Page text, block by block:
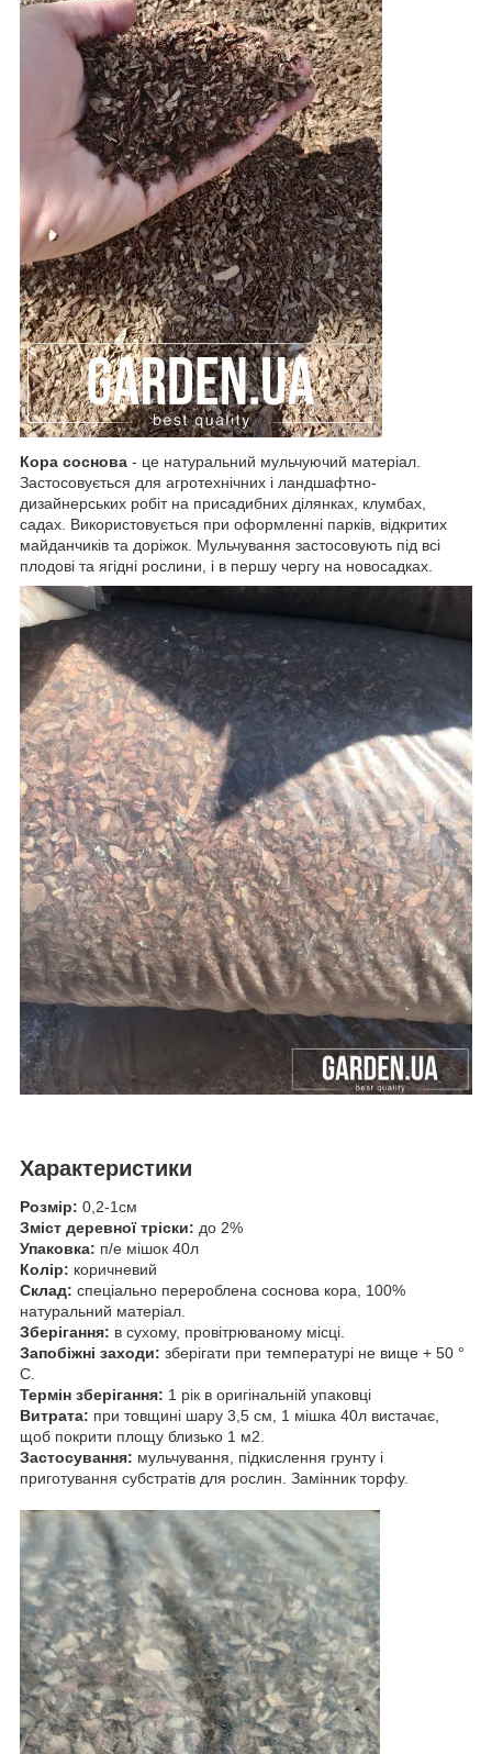
Кора соснова - це натуральний мульчуючий матеріал.
Застосовується для агротехнічних і ландшафтно-
дизайнерських робіт на присадибних ділянках, клумбах,
садах. Використовується при оформленні парків, відкритих
майданчиків та доріжок. Мульчування застосовують під всі
плодові та ягідні рослини, і в першу чергу на новосадках.
Характеристики
Розмір: 0,2-1см
Зміст деревної тріски: до 2%
Упаковка: п/е мішок 40л
Колір: коричневий
Склад: спеціально перероблена соснова кора, 100%
натуральний матеріал.
Зберігання: в сухому, провітрюваному місці.
Запобіжні заходи: зберігати при температурі не вище + 50 °
С.
Термін зберігання: 1 рік в оригінальній упаковці
Витрата: при товщині шару 3,5 см, 1 мішка 40л вистачає,
щоб покрити площу близько 1 м2.
Застосування: мульчування, підкислення грунту і
приготування субстратів для рослин. Замінник торфу.